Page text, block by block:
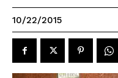
10/22/2015